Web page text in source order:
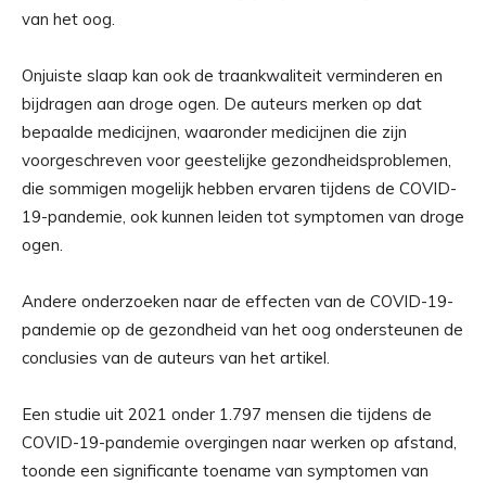
van het oog.
Onjuiste slaap kan ook de traankwaliteit verminderen en
bijdragen aan droge ogen. De auteurs merken op dat
bepaalde medicijnen, waaronder medicijnen die zijn
voorgeschreven voor geestelijke gezondheidsproblemen,
die sommigen mogelijk hebben ervaren tijdens de COVID-
19-pandemie, ook kunnen leiden tot symptomen van droge
ogen.
Andere onderzoeken naar de effecten van de COVID-19-
pandemie op de gezondheid van het oog ondersteunen de
conclusies van de auteurs van het artikel.
Een studie uit 2021 onder 1.797 mensen die tijdens de
COVID-19-pandemie overgingen naar werken op afstand,
toonde een significante toename van symptomen van